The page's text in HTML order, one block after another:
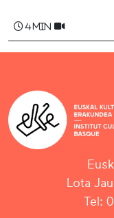
4 min
Lota
Tel: